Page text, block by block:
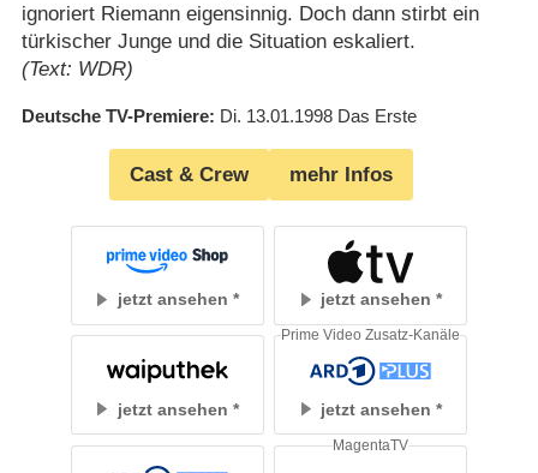
ignoriert Riemann eigensinnig. Doch dann stirbt ein
türkischer Junge und die Situation eskaliert.
(Text: WDR)
Deutsche TV-Premiere Di. 13.01.1998 Das Erste
Cast & Crew mehr Infos
jetzt ansehen jetzt ansehen
jetzt ansehen jetzt ansehen
Prime Video Zusatz-Kanäle
MagentaTV